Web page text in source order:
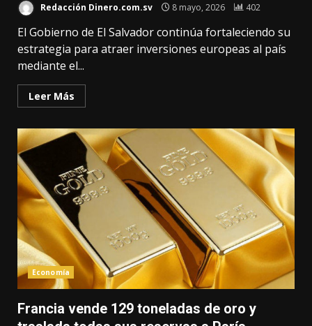
Redacción Dinero.com.sv 8 mayo, 2026 402
El Gobierno de El Salvador continúa fortaleciendo su
estrategia para atraer inversiones europeas al país
mediante el...
Leer Más
Economía
Francia vende 129 toneladas de oro y